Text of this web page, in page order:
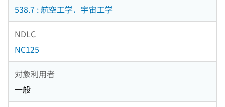
538.7 : 航空工学．宇宙工学
NDLC
NC125
対象利用者
一般